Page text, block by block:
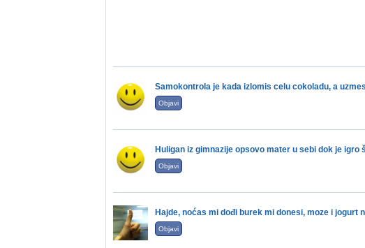
Samokontrola je kada izlomis celu cokoladu, a
Objavi
Huligan iz gimnazije opsovo mater u sebi dok je igro
Objavi
Hajde, noćas mi dođi burek mi donesi, moze i jogurt
Objavi